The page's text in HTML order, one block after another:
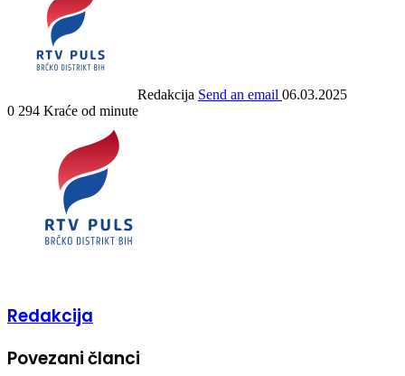
Redakcija Send an email 06.03.2025
0 294 Kraće od minute
Redakcija
Povezani članci